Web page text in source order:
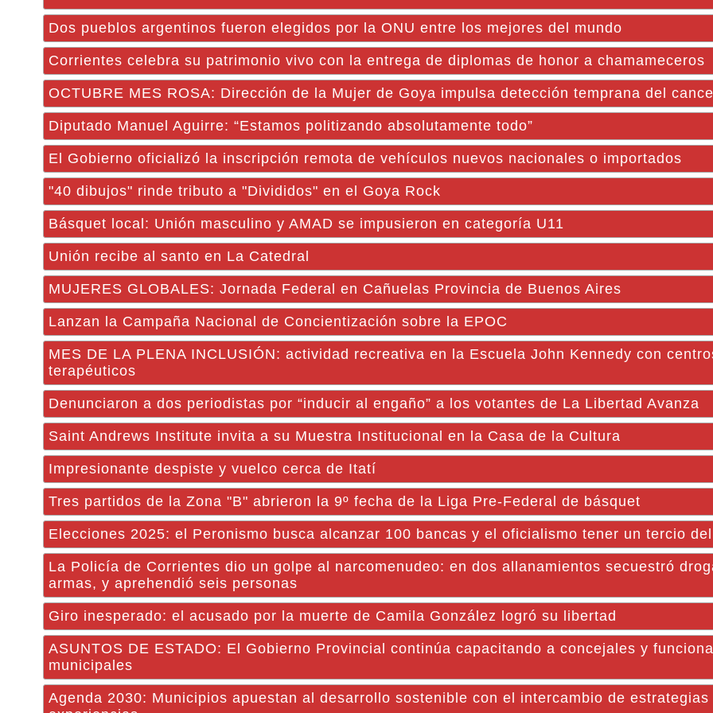
Dos pueblos argentinos fueron elegidos por la ONU entre los mejores del mundo
Corrientes celebra su patrimonio vivo con la entrega de diplomas de honor a chamameceros
OCTUBRE MES ROSA: Dirección de la Mujer de Goya impulsa detección temprana del
Diputado Manuel Aguirre: “Estamos politizando absolutamente todo”
El Gobierno oficializó la inscripción remota de vehículos nuevos nacionales o importados
"40 dibujos" rinde tributo a "Divididos" en el Goya Rock
Básquet local: Unión masculino y AMAD se impusieron en categoría U11
Unión recibe al santo en La Catedral
MUJERES GLOBALES: Jornada Federal en Cañuelas Provincia de Buenos Aires
Lanzan la Campaña Nacional de Concientización sobre la EPOC
MES DE LA PLENA INCLUSIÓN: actividad recreativa en la Escuela John Kennedy con
terapéuticos
Denunciaron a dos periodistas por “inducir al engaño” a los votantes de La Libertad Avanza
Saint Andrews Institute invita a su Muestra Institucional en la Casa de la Cultura
Impresionante despiste y vuelco cerca de Itatí
Tres partidos de la Zona "B" abrieron la 9º fecha de la Liga Pre-Federal de básquet
Elecciones 2025: el Peronismo busca alcanzar 100 bancas y el oficialismo tener un tercio
La Policía de Corrientes dio un golpe al narcomenudeo: en dos allanamientos secuestró
armas, y aprehendió seis personas
Giro inesperado: el acusado por la muerte de Camila González logró su libertad
ASUNTOS DE ESTADO: El Gobierno Provincial continúa capacitando a concejales y
municipales
Agenda 2030: Municipios apuestan al desarrollo sostenible con el intercambio de estrategias